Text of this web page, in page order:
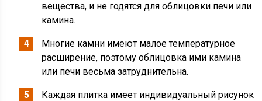
вещества, и не годятся для облицовки печи или
камина.
Многие камни имеют малое температурное
расширение, поэтому облицовка ими камина
или печи весьма затруднительна.
Каждая плитка имеет индивидуальный рисунок